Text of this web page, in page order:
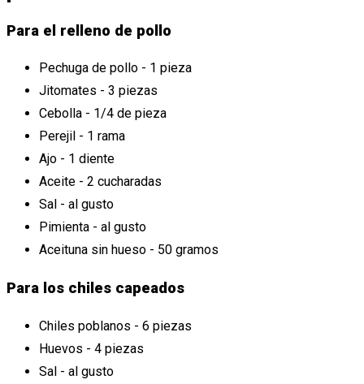
Para el relleno de pollo
Pechuga de pollo - 1 pieza
Jitomates - 3 piezas
Cebolla - 1/4 de pieza
Perejil - 1 rama
Ajo - 1 diente
Aceite - 2 cucharadas
Sal - al gusto
Pimienta - al gusto
Aceituna sin hueso - 50 gramos
Para los chiles capeados
Chiles poblanos - 6 piezas
Huevos - 4 piezas
Sal - al gusto